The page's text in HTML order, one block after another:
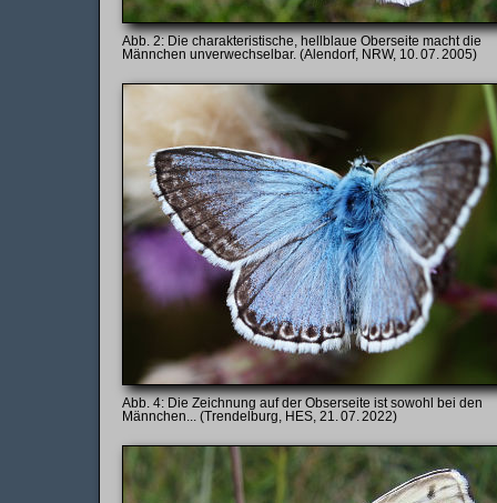
Die charakteristische, hellblaue Oberseite macht die
Männchen unverwechselbar. (Alendorf, NRW, 10. 07. 2005)
Die Zeichnung auf der Obserseite ist sowohl bei den
Männchen... (Trendelburg, HES, 21. 07. 2022)